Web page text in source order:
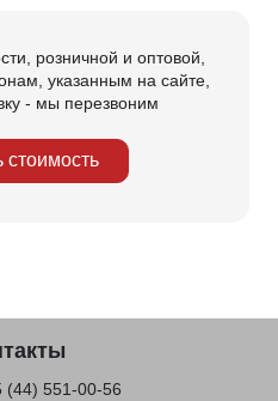
розничной и оптовой,
указанным на сайте,
- мы перезвоним
стоимость
(44) 551-00-56